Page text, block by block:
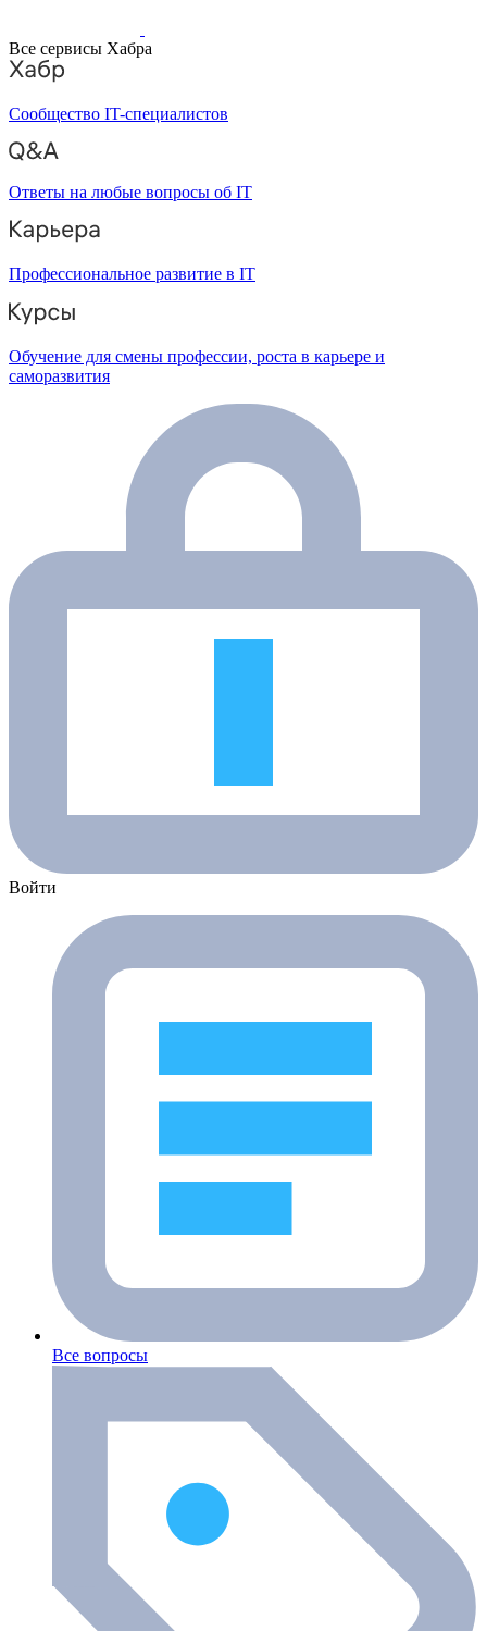
Все сервисы Хабра
Сообщество IT-специалистов
Ответы на любые вопросы об IT
Профессиональное развитие в IT
Обучение для смены профессии, роста в карьере и
саморазвития
Войти
Все вопросы